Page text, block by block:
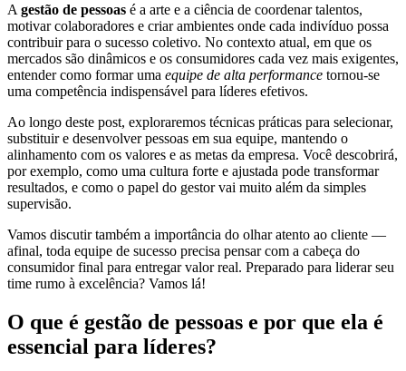
A gestão de pessoas é a arte e a ciência de coordenar talentos,
motivar colaboradores e criar ambientes onde cada indivíduo possa
contribuir para o sucesso coletivo. No contexto atual, em que os
mercados são dinâmicos e os consumidores cada vez mais exigentes,
entender como formar uma equipe de alta performance tornou-se
uma competência indispensável para líderes efetivos.
Ao longo deste post, exploraremos técnicas práticas para selecionar,
substituir e desenvolver pessoas em sua equipe, mantendo o
alinhamento com os valores e as metas da empresa. Você descobrirá,
por exemplo, como uma cultura forte e ajustada pode transformar
resultados, e como o papel do gestor vai muito além da simples
supervisão.
Vamos discutir também a importância do olhar atento ao cliente —
afinal, toda equipe de sucesso precisa pensar com a cabeça do
consumidor final para entregar valor real. Preparado para liderar seu
time rumo à excelência? Vamos lá!
O que é gestão de pessoas e por que ela é
essencial para líderes?